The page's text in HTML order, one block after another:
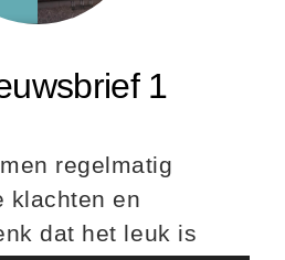
1
regelmatig
klachten en
dat het leuk is